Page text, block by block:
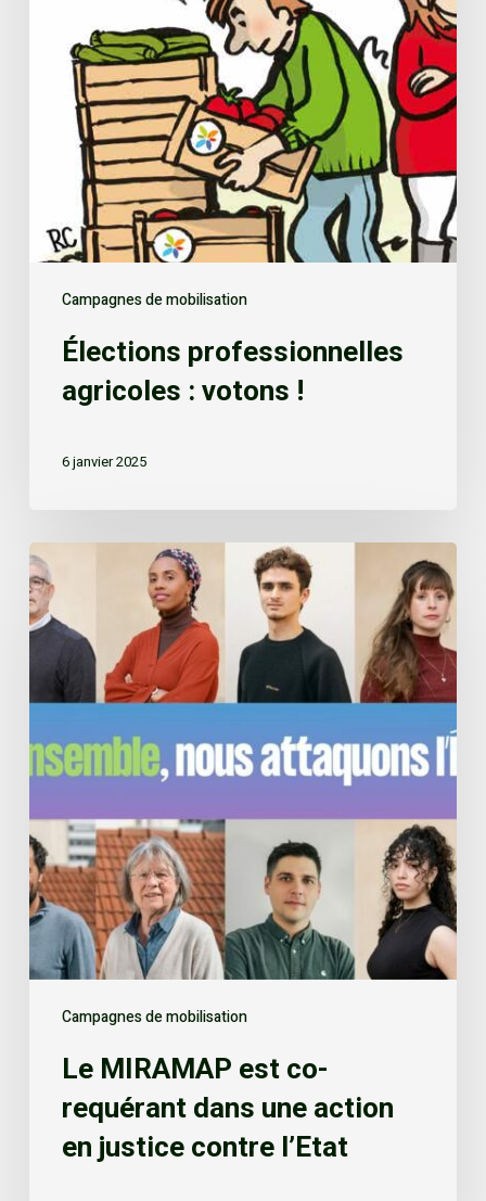
Campagnes de mobilisation
Élections professionnelles
agricoles : votons !
6 janvier 2025
Campagnes de mobilisation
Le MIRAMAP est co-
requérant dans une action
en justice contre l’Etat